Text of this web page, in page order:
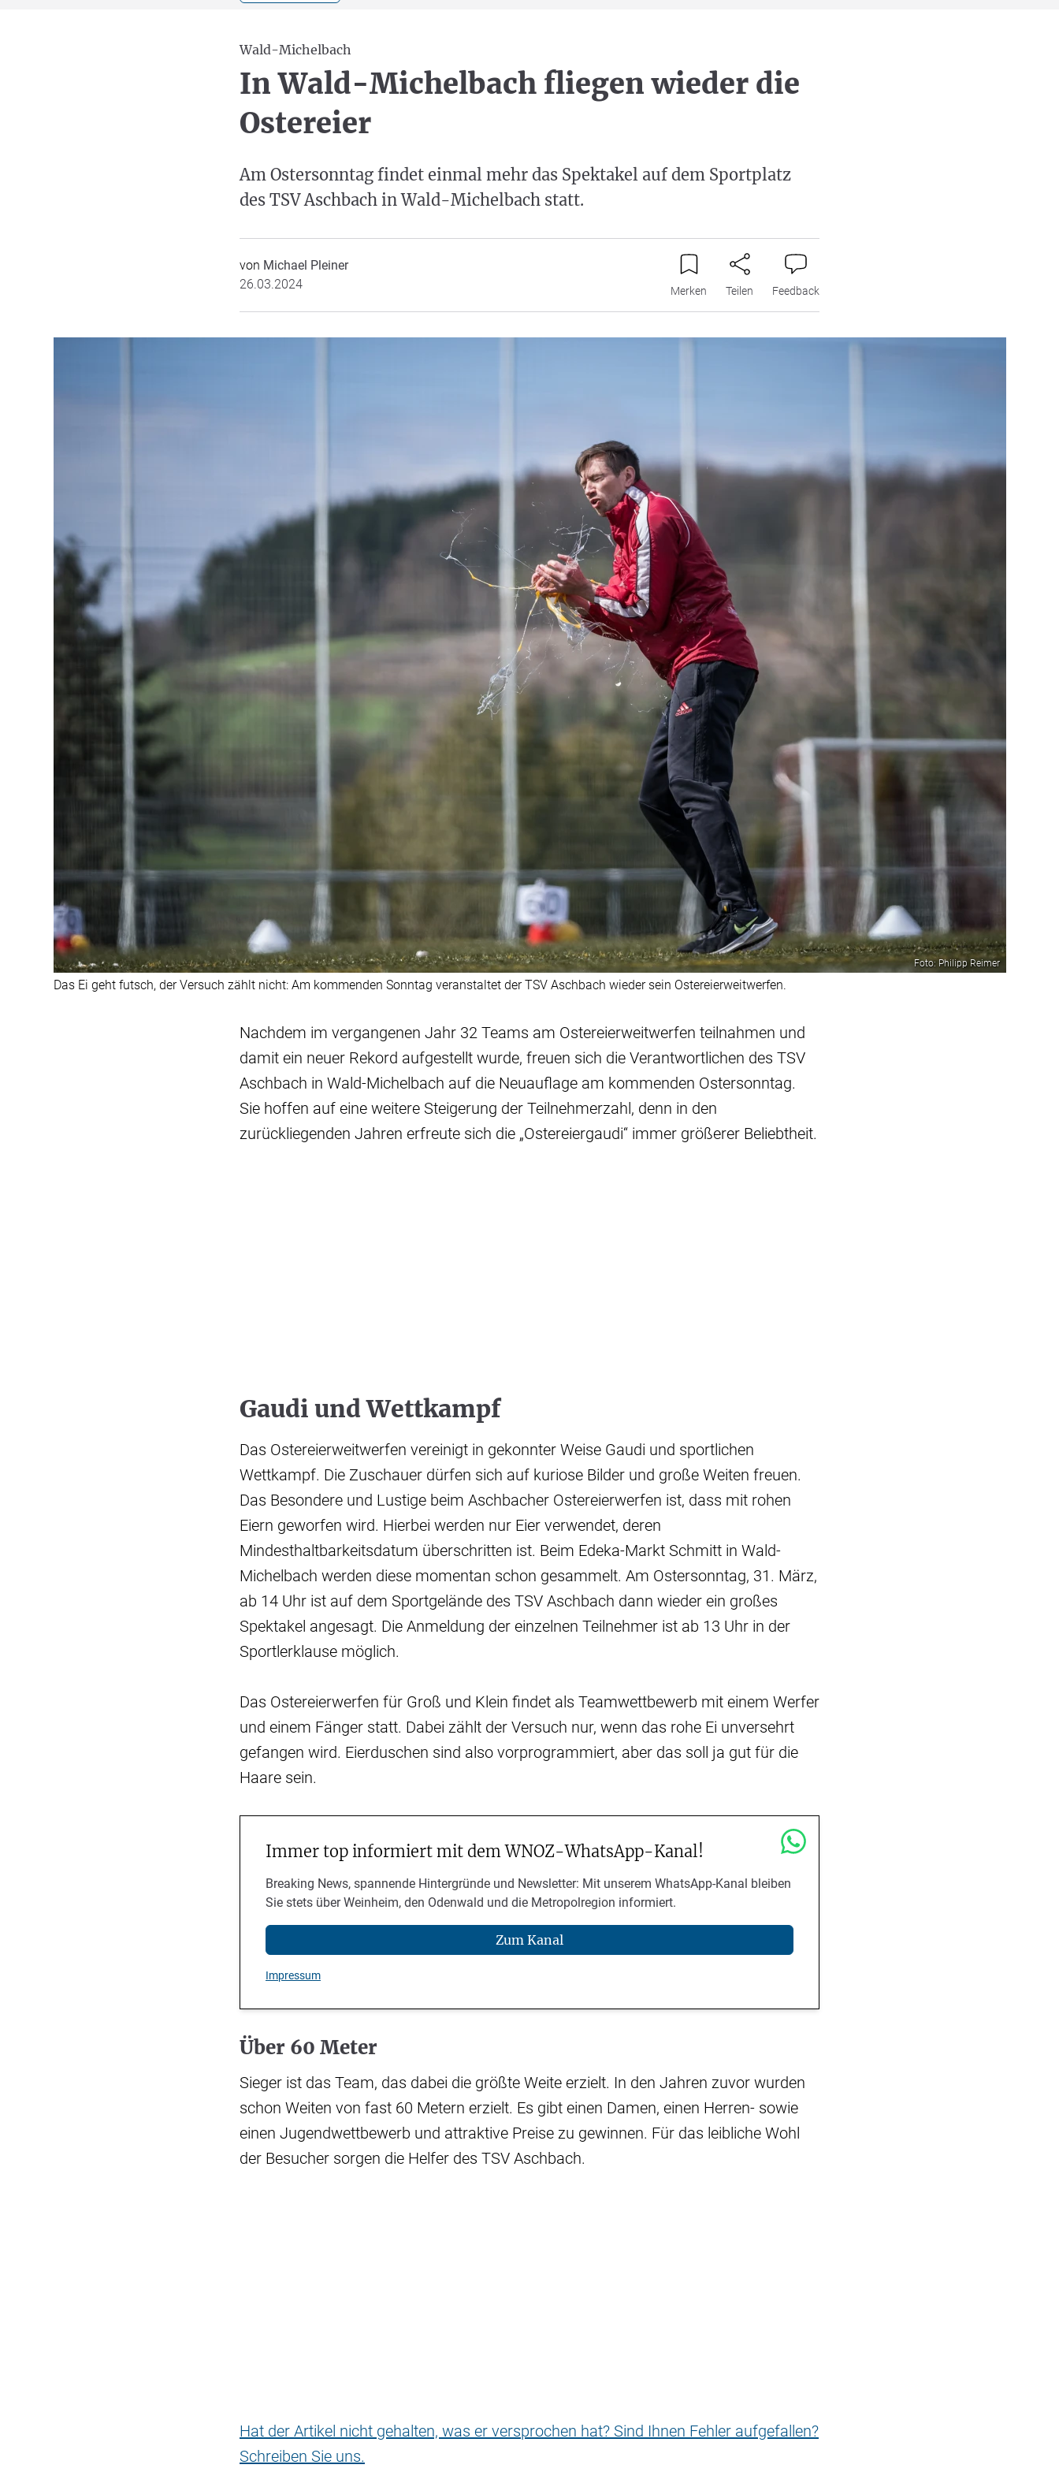
Wald-Michelbach
In Wald-Michelbach fliegen wieder die
Ostereier
Am Ostersonntag findet einmal mehr das Spektakel auf dem Sportplatz
des TSV Aschbach in Wald-Michelbach statt.
von Michael Pleiner
26.03.2024
Merken Teilen Feedback
Foto: Philipp Reimer
Das Ei geht futsch, der Versuch zählt nicht: Am kommenden Sonntag veranstaltet der TSV Aschbach wieder sein Ostereierweitwerfen.
Nachdem im vergangenen Jahr 32 Teams am Ostereierweitwerfen teilnahmen und
damit ein neuer Rekord aufgestellt wurde, freuen sich die Verantwortlichen des TSV
Aschbach in Wald-Michelbach auf die Neuauflage am kommenden Ostersonntag.
Sie hoffen auf eine weitere Steigerung der Teilnehmerzahl, denn in den
zurückliegenden Jahren erfreute sich die „Ostereiergaudi“ immer größerer Beliebtheit.
Gaudi und Wettkampf
Das Ostereierweitwerfen vereinigt in gekonnter Weise Gaudi und sportlichen
Wettkampf. Die Zuschauer dürfen sich auf kuriose Bilder und große Weiten freuen.
Das Besondere und Lustige beim Aschbacher Ostereierwerfen ist, dass mit rohen
Eiern geworfen wird. Hierbei werden nur Eier verwendet, deren
Mindesthaltbarkeitsdatum überschritten ist. Beim Edeka-Markt Schmitt in Wald-
Michelbach werden diese momentan schon gesammelt. Am Ostersonntag, 31. März,
ab 14 Uhr ist auf dem Sportgelände des TSV Aschbach dann wieder ein großes
Spektakel angesagt. Die Anmeldung der einzelnen Teilnehmer ist ab 13 Uhr in der
Sportlerklause möglich.
Das Ostereierwerfen für Groß und Klein findet als Teamwettbewerb mit einem Werfer
und einem Fänger statt. Dabei zählt der Versuch nur, wenn das rohe Ei unversehrt
gefangen wird. Eierduschen sind also vorprogrammiert, aber das soll ja gut für die
Haare sein.
Immer top informiert mit dem WNOZ-WhatsApp-Kanal!
Breaking News, spannende Hintergründe und Newsletter: Mit unserem WhatsApp-Kanal bleiben
Sie stets über Weinheim, den Odenwald und die Metropolregion informiert.
Zum Kanal
Impressum
Über 60 Meter
Sieger ist das Team, das dabei die größte Weite erzielt. In den Jahren zuvor wurden
schon Weiten von fast 60 Metern erzielt. Es gibt einen Damen, einen Herren- sowie
einen Jugendwettbewerb und attraktive Preise zu gewinnen. Für das leibliche Wohl
der Besucher sorgen die Helfer des TSV Aschbach.
Hat der Artikel nicht gehalten, was er versprochen hat? Sind Ihnen Fehler aufgefallen?
Schreiben Sie uns.